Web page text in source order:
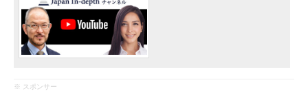
※ スポンサー